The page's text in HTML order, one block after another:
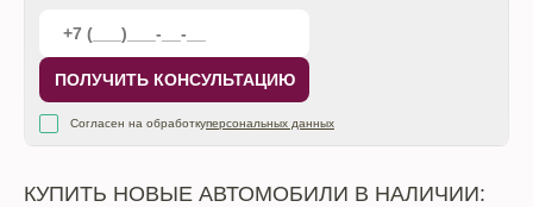
ПОЛУЧИТЬ КОНСУЛЬТАЦИЮ
Согласен на обработкуперсональных данных
КУПИТЬ НОВЫЕ АВТОМОБИЛИ В НАЛИЧИИ: